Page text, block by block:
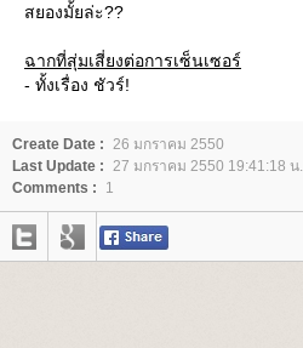
สยองมั้ยล่ะ??
ฉากที่สุ่มเสี่ยงต่อการเซ็นเซอร์
- ทั้งเรื่อง ชัวร์!
Create Date : 26 มกราคม 2550
Last Update : 27 มกราคม 2550 19:41:18 น.
Comments :
1